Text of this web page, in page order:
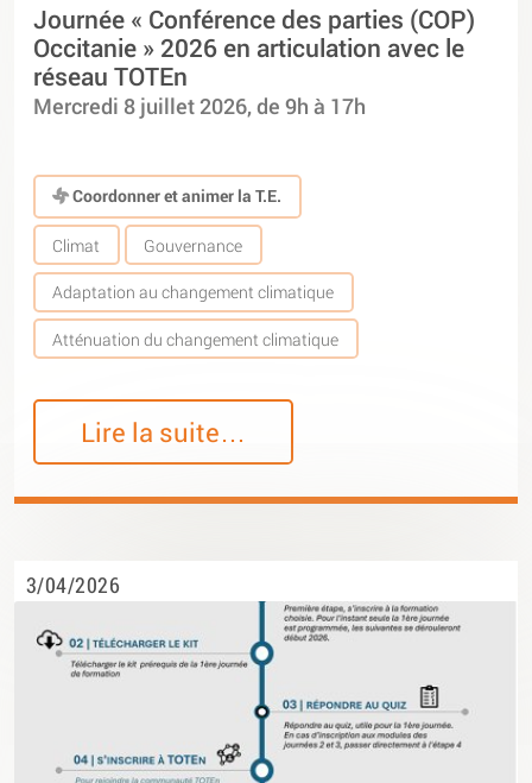
Journée « Conférence des parties (COP)
Occitanie » 2026 en articulation avec le
réseau TOTEn
Mercredi 8 juillet 2026, de 9h à 17h
Coordonner et animer la T.E.
Climat Gouvernance
Adaptation au changement climatique
Atténuation du changement climatique
Lire la suite…
3/04/2026